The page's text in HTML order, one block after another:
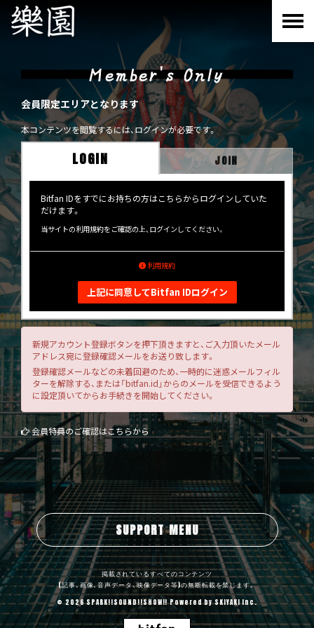
Member's Only
会員限定エリアとなります
本コンテンツを閲覧するには、ログインが必要です。
LOGIN JOIN
Bitfan IDをすでにお持ちの方はこちらからログインしていた
だけます。
当サイトの利用規約をご確認の上、ログインしてください。
利用規約
上記に同意してBitfan IDログイン
新規アカウント登録ボタンを押下頂きますと、ご入力頂いたメール
アドレス宛に登録確認メールをお送り致します。
登録確認メールなどの未着回避のため、一時的に迷惑メールフィル
ターを解除する、または「bitfan.id」からのメールを受信できるよう
に設定頂いてからお手続きを開始してください。
会員特典のご確認はこちらから
SUPPORT MENU
掲載されているすべてのコンテンツ
(記事、画像、音声データ、映像データ等)の無断転載を禁じます。
© 2026 SPARK!!SOUND!!SHOW!! Powered bySKIYAKI Inc.